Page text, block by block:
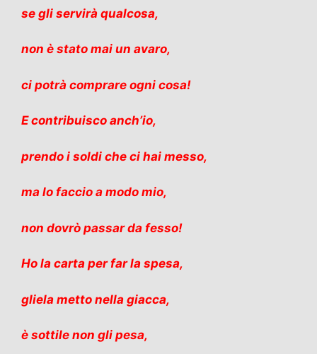
se gli servirà qualcosa,
non è stato mai un avaro,
ci potrà comprare ogni cosa!
E contribuisco anch’io,
prendo i soldi che ci hai messo,
ma lo faccio a modo mio,
non dovrò passar da fesso!
Ho la carta per far la spesa,
gliela metto nella giacca,
è sottile non gli pesa,